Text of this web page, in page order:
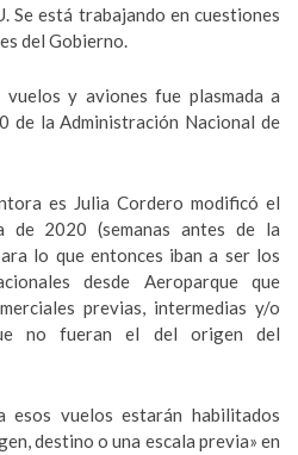
Se está trabajando en cuestiones
del Gobierno.
y aviones fue plasmada a
de la Administración Nacional de
es Julia Cordero modificó el
de 2020 (semanas antes de la
lo que entonces iban a ser los
desde Aeroparque que
previas, intermedias y/o
no fueran el del origen del
esos vuelos estarán habilitados
destino o una escala previa» en